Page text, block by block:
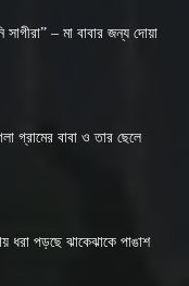
সাগীরা” – মা বাবার জন্য দোয়া
গ্রামের বাবা ও তার ছেলে
ধরা পড়ছে ঝাকেঝাকে পাঙাশ